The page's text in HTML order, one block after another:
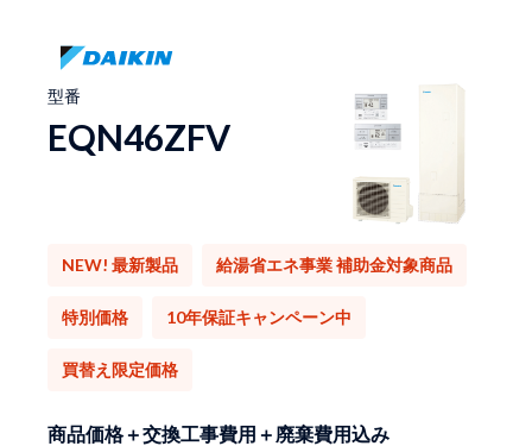
型番
EQN46ZFV
NEW! 最新製品 給湯省エネ事業 補助金対象商品
特別価格 10年保証キャンペーン中
買替え限定価格
商品価格＋交換工事費用＋廃棄費用込み